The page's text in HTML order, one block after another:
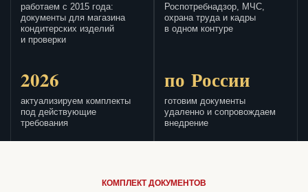
работаем с 2015 года:
документы для магазина
кондитерских изделий
и проверки
Роспотребнадзор, МЧС,
охрана труда и кадры
в одном контуре
2026
актуализируем комплекты
под действующие
требования
по России
готовим документы
удаленно и сопровождаем
внедрение
КОМПЛЕКТ ДОКУМЕНТОВ